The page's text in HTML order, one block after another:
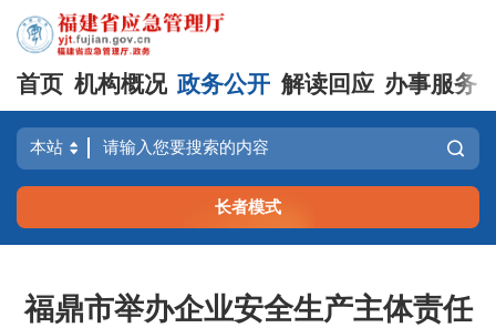
首页 机构概况 政务公开 解读回应 办事服务
长者模式
福鼎市举办企业安全生产主体责任